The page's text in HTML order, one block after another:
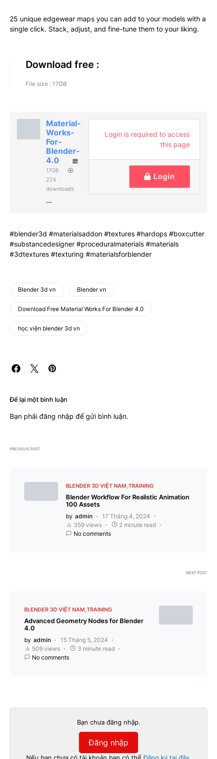
25 unique edgewear maps you can add to your models with a
single click. Stack, adjust, and fine-tune them to your liking.
Download free :
File size : 17GB
Material-
Works-
For-
Blender-
4.0
17GB
224
downloads
...
Login is required to access
this page
Login
#blender3d #materialsaddon #textures #hardops #boxcutter
#substancedesigner #proceduralmaterials #materials
#3dtextures #texturing #materialsforblender
Blender 3d vn Blender vn
Download Free Material Works For Blender 4.0
học viện blender 3d vn
Để lại một bình luận
Bạn phải đăng nhập để gửi bình luận.
PREVIOUS POST
BLENDER 3D VIỆT NAM TRAINING
Blender Workflow For Realistic Animation
100 Assets
by admin
17 Tháng 4, 2024
359 views
2 minute read
No comments
NEXT POST
BLENDER 3D VIỆT NAM TRAINING
Advanced Geometry Nodes for Blender
4.0
by admin
15 Tháng 5, 2024
509 views
3 minute read
No comments
Bạn chưa đăng nhập.
Đăng nhập
Nếu bạn chưa có tài khoản bạn có thểĐăng ký tại đây.